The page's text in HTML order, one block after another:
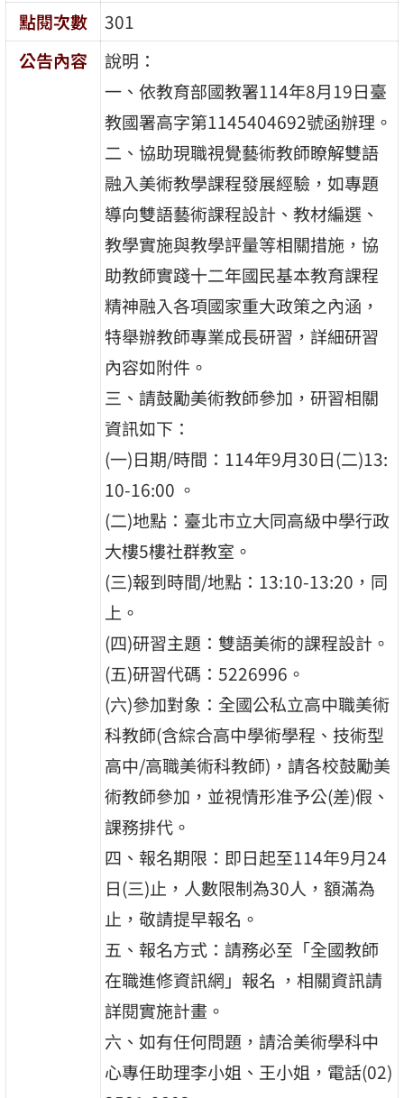
點閱次數
301
公告內容
說明：
一、依教育部國教署114年8月19日臺
教國署高字第1145404692號函辦理。
二、協助現職視覺藝術教師瞭解雙語
融入美術教學課程發展經驗，如專題
導向雙語藝術課程設計、教材編選、
教學實施與教學評量等相關措施，協
助教師實踐十二年國民基本教育課程
精神融入各項國家重大政策之內涵，
特舉辦教師專業成長研習，詳細研習
內容如附件。
三、請鼓勵美術教師參加，研習相關
資訊如下：
(一)日期/時間：114年9月30日(二)13:
10-16:00 。
(二)地點：臺北市立大同高級中學行政
大樓5樓社群教室。
(三)報到時間/地點：13:10-13:20，同
上。
(四)研習主題：雙語美術的課程設計。
(五)研習代碼：5226996。
(六)參加對象：全國公私立高中職美術
科教師(含綜合高中學術學程、技術型
高中/高職美術科教師)，請各校鼓勵美
術教師參加，並視情形准予公(差)假、
課務排代。
四、報名期限：即日起至114年9月24
日(三)止，人數限制為30人，額滿為
止，敬請提早報名。
五、報名方式：請務必至「全國教師
在職進修資訊網」報名 ，相關資訊請
詳閱實施計畫。
六、如有任何問題，請洽美術學科中
心專任助理李小姐、王小姐，電話(02)